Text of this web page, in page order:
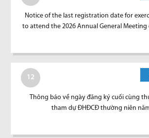
Notice of the last registration date for
to attend the 2026 Annual General Meeting
12
Thông báo về ngày đăng ký cuối cùng
tham dự ĐHĐCĐ thường niên